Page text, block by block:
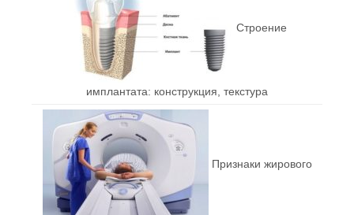
Строение
имплантата: конструкция, текстура
Признаки жирового